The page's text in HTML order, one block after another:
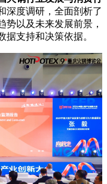
深度调研，全面剖析了
势以及未来发展前景，
支持和决策依据。